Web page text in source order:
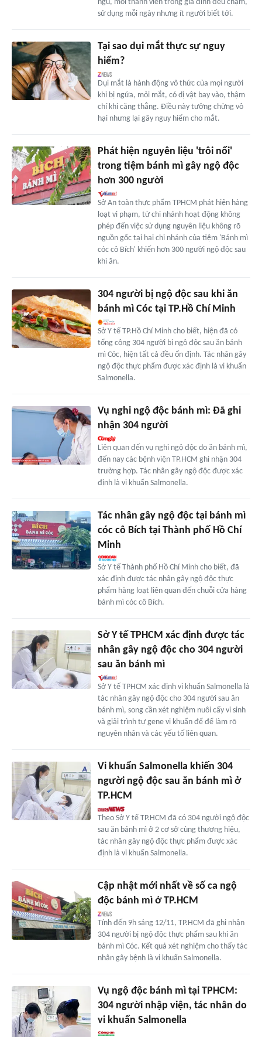
ngủ, mỗi thành viên trong gia đình đều chạm,
sử dụng mỗi ngày nhưng ít người biết tới.
Tại sao dụi mắt thực sự nguy
hiểm?
Dụi mắt là hành động vô thức của mọi người
khi bị ngứa, mỏi mắt, có dị vật bay vào, thậm
chí khi căng thẳng. Điều này tưởng chừng vô
hại nhưng lại gây nguy hiểm cho mắt.
Phát hiện nguyên liệu 'trôi nổi'
trong tiệm bánh mì gây ngộ độc
hơn 300 người
Sở An toàn thực phẩm TPHCM phát hiện hàng
loạt vi phạm, từ chi nhánh hoạt động không
phép đến việc sử dụng nguyên liệu không rõ
nguồn gốc tại hai chi nhánh của tiệm 'Bánh mì
cóc cô Bích' khiến hơn 300 người ngộ độc sau
khi ăn.
304 người bị ngộ độc sau khi ăn
bánh mì Cóc tại TP.Hồ Chí Minh
Sở Y tế TP.Hồ Chí Minh cho biết, hiện đã có
tổng cộng 304 người bị ngộ độc sau ăn bánh
mì Cóc, hiện tất cả đều ổn định. Tác nhân gây
ngộ độc thực phẩm được xác định là vi khuẩn
Salmonella.
Vụ nghi ngộ độc bánh mì: Đã ghi
nhận 304 người
Liên quan đến vụ nghi ngộ độc do ăn bánh mì,
đến nay các bệnh viện TP.HCM ghi nhận 304
trường hợp. Tác nhân gây ngộ độc được xác
định là vi khuẩn Salmonella.
Tác nhân gây ngộ độc tại bánh mì
cóc cô Bích tại Thành phố Hồ Chí
Minh
Sở Y tế Thành phố Hồ Chí Minh cho biết, đã
xác định được tác nhân gây ngộ độc thực
phẩm hàng loạt liên quan đến chuỗi cửa hàng
bánh mì cóc cô Bích.
Sở Y tế TPHCM xác định được tác
nhân gây ngộ độc cho 304 người
sau ăn bánh mì
Sở Y tế TPHCM xác định vi khuẩn Salmonella là
tác nhân gây ngộ độc cho 304 người sau ăn
bánh mì, song cần xét nghiệm nuôi cấy vi sinh
và giải trình tự gene vi khuẩn để để làm rõ
nguyên nhân và các yếu tố liên quan.
Vi khuẩn Salmonella khiến 304
người ngộ độc sau ăn bánh mì ở
TP.HCM
Theo Sở Y tế TP.HCM đã có 304 người ngộ độc
sau ăn bánh mì ở 2 cơ sở cùng thương hiệu,
tác nhân gây ngộ độc thực phẩm được xác
định là vi khuẩn Salmonella.
Cập nhật mới nhất về số ca ngộ
độc bánh mì ở TP.HCM
Tính đến 9h sáng 12/11, TP.HCM đã ghi nhận
304 người bị ngộ độc thực phẩm sau khi ăn
bánh mì Cóc. Kết quả xét nghiệm cho thấy tác
nhân gây bệnh là vi khuẩn Salmonella.
Vụ ngộ độc bánh mì tại TPHCM:
304 người nhập viện, tác nhân do
vi khuẩn Salmonella